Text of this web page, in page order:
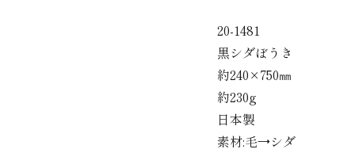
20-1481
黒シダぼうき
約240×750㎜
約230g
日本製
素材:毛→シダ